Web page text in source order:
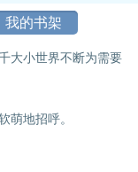
我的书架
大小世界不断为需要
萌地招呼。